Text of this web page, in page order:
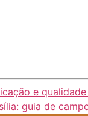
e
guia de